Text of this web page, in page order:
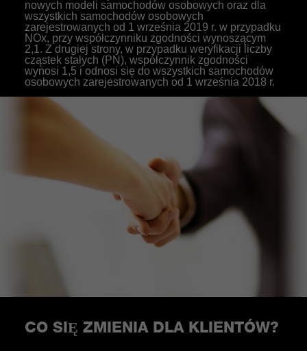
nowych modeli samochodów osobowych oraz dla
wszystkich samochodów osobowych
zarejestrowanych od 1 września 2019 r. w przypadku
NOx, przy współczynniku zgodności wynoszącym
2,1. Z drugiej strony, w przypadku weryfikacji liczby
cząstek stałych (PN), współczynnik zgodności
wynosi 1,5 i odnosi się do wszystkich samochodów
osobowych zarejestrowanych od 1 września 2018 r.
CO SIĘ ZMIENIA DLA KLIENTÓW?